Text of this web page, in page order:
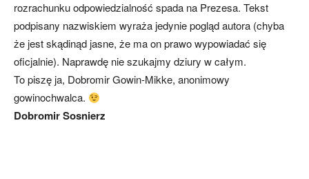
rozrachunku odpowiedzialność spada na Prezesa. Tekst
podpisany nazwiskiem wyraża jedynie pogląd autora (chyba
że jest skądinąd jasne, że ma on prawo wypowiadać się
oficjalnie). Naprawdę nie szukajmy dziury w całym.
To piszę ja, Dobromir Gowin-Mikke, anonimowy
gowinochwalca.
Dobromir Sosnierz